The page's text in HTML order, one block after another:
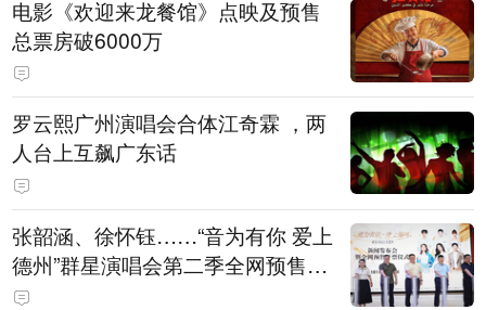
电影《欢迎来龙餐馆》点映及预售
总票房破6000万
罗云熙广州演唱会合体江奇霖 ，两
人台上互飙广东话
张韶涵、徐怀钰……“音为有你 爱上
德州”群星演唱会第二季全网预售开
票